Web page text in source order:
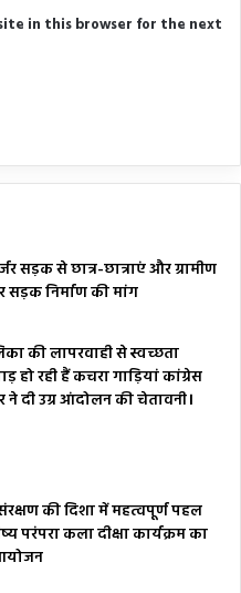
in this browser for the next
सड़क से छात्र-छात्राएं और ग्रामीण
सड़क निर्माण की मांग
की लापरवाही से स्वच्छता
हो रही हैं कचरा गाड़ियां कांग्रेस
दी उग्र आंदोलन की चेतावनी।
की दिशा में महत्वपूर्ण पहल
परंपरा कला दीक्षा कार्यक्रम का